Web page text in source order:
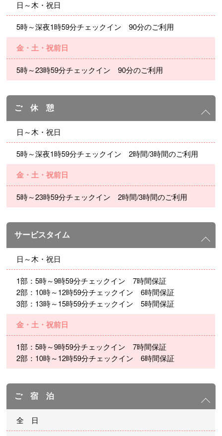
日～木・祝日
5時～深夜1時59分チェックイン 90分のご利用
金・土・祝前日
5時～23時59分チェックイン 90分のご利用
ご 休 憩
日～木・祝日
5時～深夜1時59分チェックイン 2時間/3時間のご利用
金・土・祝前日
5時～23時59分チェックイン 2時間/3時間のご利用
サービスタイム
日～木・祝日
1部：5時～9時59分チェックイン 7時間保証
2部：10時～12時59分チェックイン 6時間保証
3部：13時～15時59分チェックイン 5時間保証
金・土・祝前日
1部：5時～9時59分チェックイン 7時間保証
2部：10時～12時59分チェックイン 6時間保証
ご 宿 泊
全 日